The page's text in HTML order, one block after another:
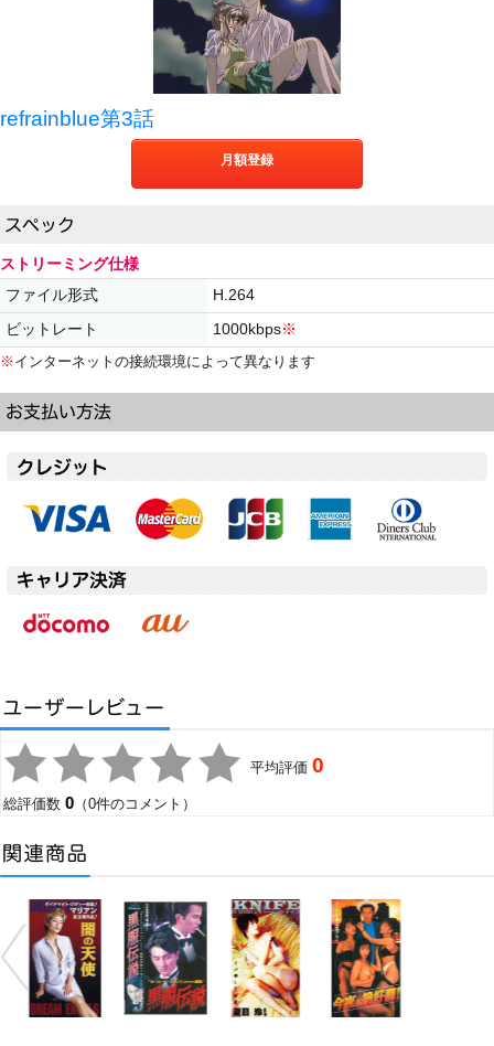
refrainblue第3話
月額登録
ストリーミング仕様
ファイル形式 H.264
ビットレート 1000kbps※
※ インターネットの接続環境によって異なります
平均評価0
総評価数0 （0件のコメント）